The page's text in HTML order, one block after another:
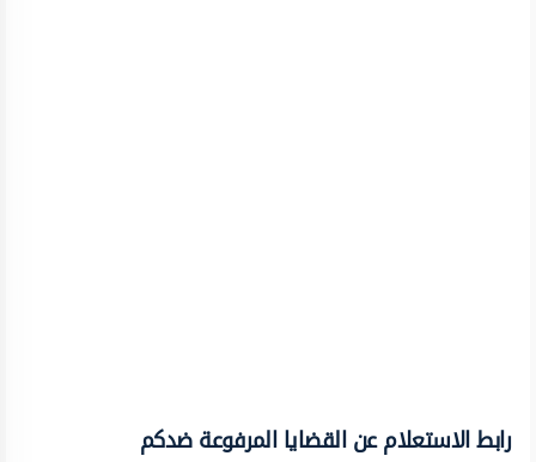
رابط الاستعلام عن القضايا المرفوعة ضدكم